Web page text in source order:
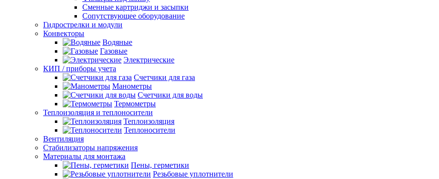
Сменные картриджи и засыпки
Сопутствующее оборудование
Гидрострелки и модули
Конвекторы
Водяные
Газовые
Электрические
КИП / приборы учета
Счетчики для газа
Манометры
Счетчики для воды
Термометры
Теплоизоляция и теплоносители
Теплоизоляция
Теплоносители
Вентиляция
Стабилизаторы напряжения
Материалы для монтажа
Пены, герметики
Резьбовые уплотнители